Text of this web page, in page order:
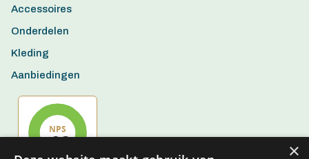
Accessoires
Onderdelen
Kleding
Aanbiedingen
×